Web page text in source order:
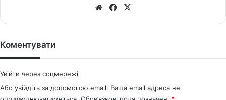
We
Fa
Коментувати
Увійти через соцмережі
Або увійдіть за допомогою email. Ваша email адреса не